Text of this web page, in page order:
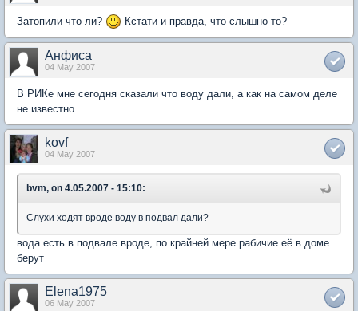
Затопили что ли? Кстати и правда, что слышно то?
Анфиса
04 May 2007
В РИКе мне сегодня сказали что воду дали, а как на самом деле
не известно.
kovf
04 May 2007
bvm, on 4.05.2007 - 15:10:
Слухи ходят вроде воду в подвал дали?
вода есть в подвале вроде, по крайней мере рабичие её в доме
берут
Elena1975
06 May 2007